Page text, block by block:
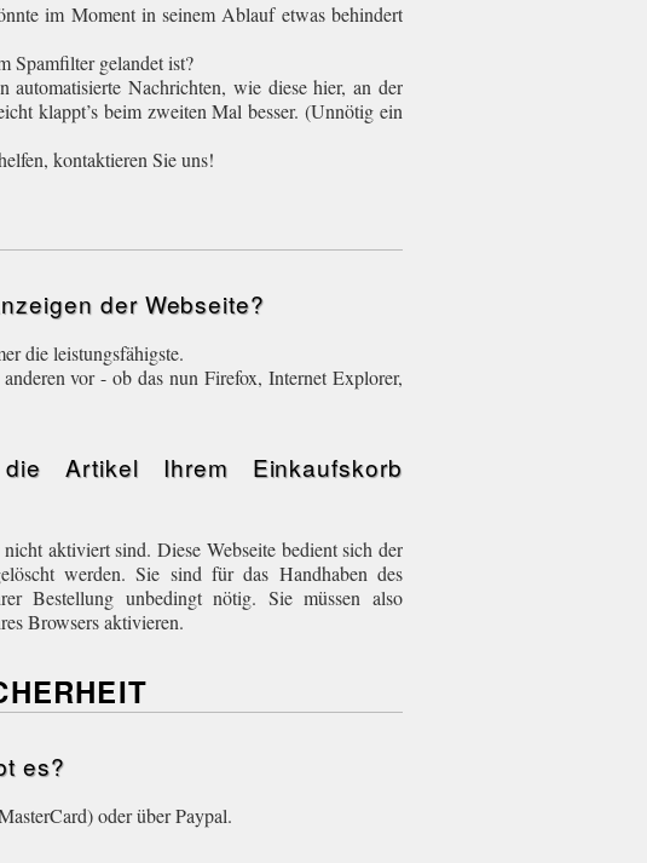
im Moment in seinem Ablauf etwas behindert
Spamfilter gelandet ist?
Nachrichten, wie diese hier, an der
klappt’s beim zweiten Mal besser. (Unnötig ein
kontaktieren Sie uns!
der Webseite?
die leistungsfähigste.
vor - ob das nun Firefox, Internet Explorer,
Artikel Ihrem Einkaufskorb
aktiviert sind. Diese Webseite bedient sich der
werden. Sie sind für das Handhaben des
Bestellung unbedingt nötig. Sie müssen also
Browsers aktivieren.
es?
oder über Paypal.